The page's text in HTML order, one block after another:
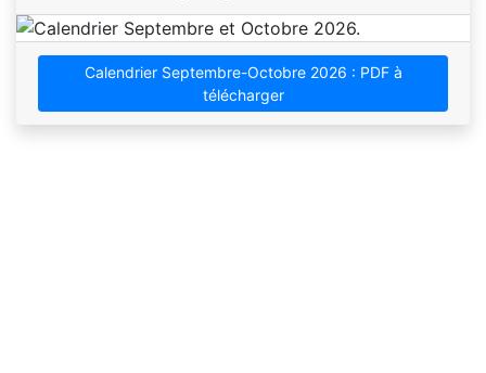
Calendrier Septembre-Octobre 2026 : PDF à
télécharger